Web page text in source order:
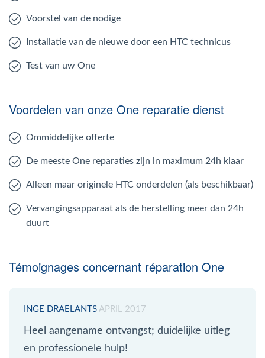
Voorstel van de nodige
Installatie van de nieuwe door een HTC technicus
Test van uw One
Voordelen van onze One reparatie dienst
Ommiddelijke offerte
De meeste One reparaties zijn in maximum 24h klaar
Alleen maar originele HTC onderdelen (als beschikbaar)
Vervangingsapparaat als de herstelling meer dan 24h
duurt
Témoignages concernant réparation One
INGE DRAELANTS APRIL 2017
Heel aangename ontvangst; duidelijke uitleg
en professionele hulp!